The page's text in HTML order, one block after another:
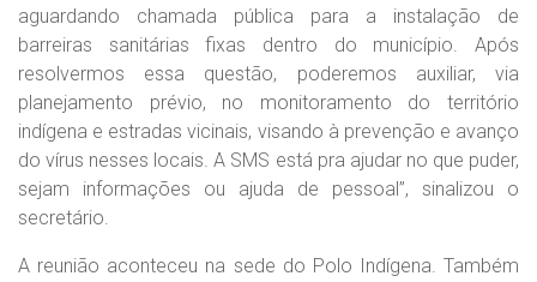
aguardando chamada pública para a instalação de
barreiras sanitárias fixas dentro do município. Após
resolvermos essa questão, poderemos auxiliar, via
planejamento prévio, no monitoramento do território
indígena e estradas vicinais, visando à prevenção e avanço
do vírus nesses locais. A SMS está pra ajudar no que puder,
sejam informações ou ajuda de pessoal”, sinalizou o
secretário.
A reunião aconteceu na sede do Polo Indígena. Também